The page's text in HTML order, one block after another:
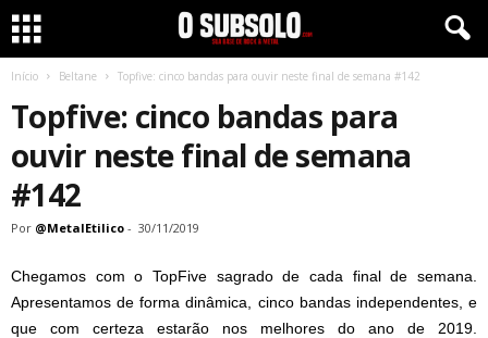
Início Beltane Topfive: cinco bandas para ouvir neste final de semana #142
Topfive: cinco bandas para
ouvir neste final de semana
#142
Por @MetalEtilico - 30/11/2019
Chegamos com o TopFive sagrado de cada final de semana.
Apresentamos de forma dinâmica, cinco bandas independentes, e
que com certeza estarão nos melhores do ano de 2019.